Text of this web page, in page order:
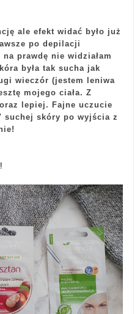
ale efekt widać było już
po depilacji
prawdę nie widziałam
była tak sucha jak
wieczór (jestem leniwa
mojego ciała. Z
lepiej. Fajne uczucie
suchej skóry po wyjścia z